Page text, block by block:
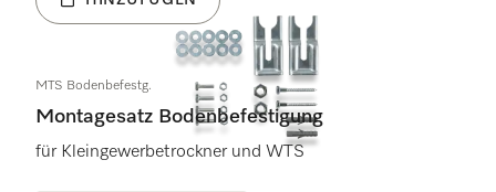
MTS Bodenbefestg.
Montagesatz Bodenbefestigung
für Kleingewerbetrockner und WTS